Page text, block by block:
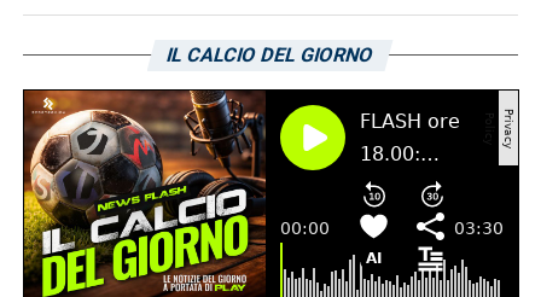
NAPOLI (4-3-3):Meret; Mazzocchi,
Rrahmani, Natan, Mario Rui; Anguissa,
Lobotka, Zielinski; Lindstron, Osimhen,
Kvaratskhelia
LA PLAYLIST DELLE NOSTRE TOP NEWS
IL CALCIO DEL GIORNO